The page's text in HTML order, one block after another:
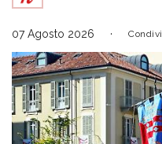
07 Agosto 2026